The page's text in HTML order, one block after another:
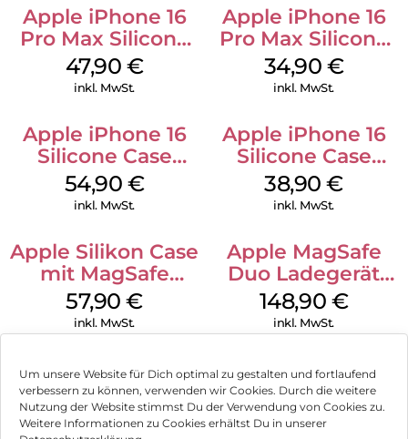
Um unsere Website für Dich optimal zu gestalten und fortlaufend
verbessern zu können, verwenden wir Cookies. Durch die weitere
Nutzung der Website stimmst Du der Verwendung von Cookies zu.
Weitere Informationen zu Cookies erhältst Du in unserer
Apple iPhone 16
Pro Max Silicone
Case MagSafe
Black
47,90 €
inkl. MwSt.
Apple iPhone 16
Pro Max Silicone
Case MagSafe
Denim
34,90 €
inkl. MwSt.
Apple iPhone 16
Silicone Case
MagSafe Lake
Green
54,90 €
inkl. MwSt.
Apple iPhone 16
Silicone Case
MagSafe
Ultramarine
38,90€
inkl. MwSt.
Apple Silikon Case
mit MagSafe
iPhone 14 Pro
(PRODUCT)RED
57,90€
inkl. MwSt.
Apple MagSafe
Duo Ladegerät
Weiß
148,90 €
inkl. MwSt.
Impressum